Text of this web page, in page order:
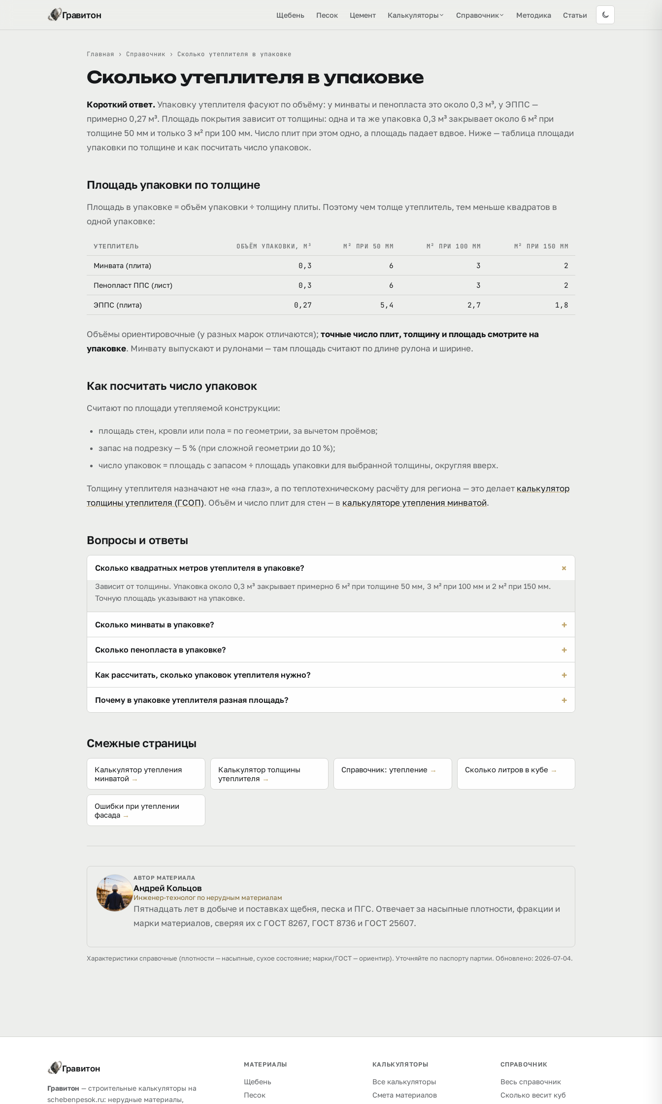
Гравитон Щебень Песок Цемент Калькуляторы Справочник Методика Статьи
Главная › Справочник › Сколько утеплителя в упаковке
Сколько утеплителя в упаковке
Короткий ответ.Упаковку утеплителя фасуют по объёму: у минваты и пенопласта это около 0,3 м³, у ЭППС —
примерно 0,27 м³. Площадь покрытия зависит от толщины: одна и та же упаковка 0,3 м³ закрывает около 6 м² при
толщине 50 мм и только 3 м² при 100 мм. Число плит при этом одно, а площадь падает вдвое. Ниже — таблица площади
упаковки по толщине и как посчитать число упаковок.
Площадь упаковки по толщине
Площадь в упаковке = объём упаковки ÷ толщину плиты. Поэтому чем толще утеплитель, тем меньше квадратов в
одной упаковке:
УТЕПЛИТЕЛЬ ОБЪЁМ УПАКОВКИ, М³ М² ПРИ 50 ММ М² ПРИ 100 ММ М² ПРИ 150 ММ
Минвата (плита) 0,3 6 3 2
Пенопласт ППС (лист) 0,3 6 3 2
ЭППС (плита) 0,27 5,4 2,7 1,8
Объёмы ориентировочные (у разных марок отличаются); точные число плит, толщину и площадь смотрите на
упаковке. Минвату выпускают и рулонами — там площадь считают по длине рулона и ширине.
Как посчитать число упаковок
Считают по площади утепляемой конструкции:
площадь стен, кровли или пола = по геометрии, за вычетом проёмов;
запас на подрезку — 5 % (при сложной геометрии до 10 %);
число упаковок = площадь с запасом ÷ площадь упаковки для выбранной толщины, округляя вверх.
Толщину утеплителя назначают не «на глаз», а по теплотехническому расчёту для региона — это делает калькулятор
толщины утеплителя (ГСОП). Объём и число плит для стен — в калькуляторе утепления минватой.
Вопросы и ответы
Сколько квадратных метров утеплителя в упаковке? +
Зависит от толщины. Упаковка около 0,3 м³ закрывает примерно 6 м² при толщине 50 мм, 3 м² при 100 мм и 2 м² при 150 мм.
Точную площадь указывают на упаковке.
Сколько минваты в упаковке? +
при 100 мм — около 3 м². Рулонную минвату считают по длине рулона и ширине.
Сколько пенопласта в упаковке? +
упаковке и меньше площадь покрытия. Точные данные — на упаковке.
Как рассчитать, сколько упаковок утеплителя нужно? +
Толщину утеплителя подбирают по теплотехническому расчёту для вашего региона.
Почему в упаковке утеплителя разная площадь? +
Смежные страницы
Калькулятор утепления
минватой →
Калькулятор толщины
утеплителя →
Справочник: утепление → Сколько литров в кубе →
Ошибки при утеплении
фасада →
АВТОР МАТЕРИАЛА
Андрей Кольцов
Инженер-технолог по нерудным материалам
Пятнадцать лет в добыче и поставках щебня, песка и ПГС. Отвечает за насыпные плотности, фракции и
марки материалов, сверяя их с ГОСТ 8267, ГОСТ 8736 и ГОСТ 25607.
Характеристики справочные (плотности — насыпные, сухое состояние; марки/ГОСТ — ориентир). Уточняйте по паспорту партии. Обновлено: 2026-07-04.
Гравитон
Гравитон — строительные калькуляторы на
schebenpesok.ru: нерудные материалы,
МАТЕРИАЛЫ
Щебень
Песок
КАЛЬКУЛЯТОРЫ
Все калькуляторы
Смета материалов
СПРАВОЧНИК
Весь справочник
Сколько весит куб